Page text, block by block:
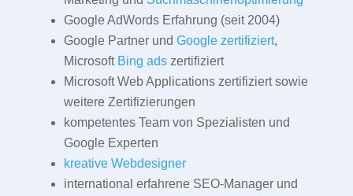
Google AdWords Erfahrung (seit 2004)
Google Partner und Google zertifiziert,
Microsoft Bing adszertifiziert
Microsoft Web Applications zertifiziert sowie
weitere Zertifizierungen
kompetentes Team von Spezialisten und
Google Experten
kreative Webdesigner
international erfahrene SEO-Manager und